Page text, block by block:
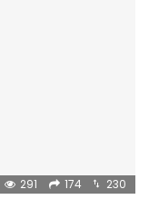
291 174 230